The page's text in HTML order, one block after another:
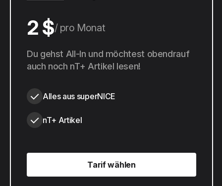
2 $ pro Monat
20 $ pro Jahr
Du gehst All-In und möchtest obendrauf
auch noch nT+ Artikel lesen!
Alles aus superNICE
nT+ Artikel
Tarif wählen
Tarif wählen